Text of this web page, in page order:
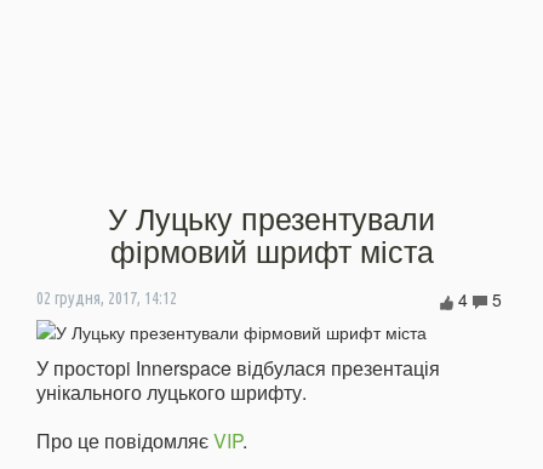
У Луцьку презентували
фірмовий шрифт міста
02 грудня, 2017, 14:12 5
4
У просторi Іnnerspace відбулася презентація
унікального луцького шрифту.
Про це повідомляєVIP.